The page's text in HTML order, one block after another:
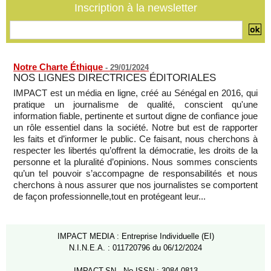
SENEGAL - Les Unes de la presse quotidienne du 7 août
Inscription à la newsletter
Notre Charte Éthique - 29/01/2024
NOS LIGNES DIRECTRICES ÉDITORIALES
IMPACT est un média en ligne, créé au Sénégal en 2016, qui
pratique un journalisme de qualité, conscient qu'une
information fiable, pertinente et surtout digne de confiance joue
un rôle essentiel dans la société. Notre but est de rapporter
les faits et d’informer le public. Ce faisant, nous cherchons à
respecter les libertés qu’offrent la démocratie, les droits de la
personne et la pluralité d’opinions. Nous sommes conscients
qu’un tel pouvoir s’accompagne de responsabilités et nous
cherchons à nous assurer que nos journalistes se comportent
de façon professionnelle,tout en protégeant leur...
IMPACT MEDIA : Entreprise Individuelle (EI)
N.I.N.E.A. : 011720796 du 06/12/2024